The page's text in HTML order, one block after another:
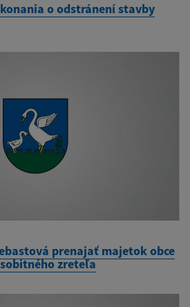
o odstránení stavby
prenajať majetok obce
zreteľa